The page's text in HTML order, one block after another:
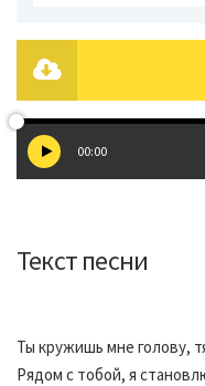
00:00
Текст песни
Ты кружишь мне голову,
Рядом с тобой, я